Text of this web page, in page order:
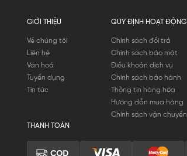
GIỚI THIỆU
Về chúng tôi
Liên hệ
Văn hoá
Tuyển dụng
Tin tức
QUY ĐỊNH HOẠT ĐỘNG
Chính sách đổi trả
Chính sách bảo mật
Điều khoản dịch vụ
Chính sách bảo hành
Thông tin hàng hóa
Hướng dẫn mua hàng
Chính sách vận chuyển
THANH TOÁN